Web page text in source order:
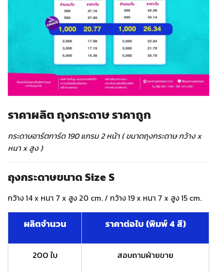
ราคาผลิต ถุงกระดาษ ราคาถูก
กระดาษอาร์ตการ์ด 190 แกรม 2 หน้า ( ขนาดถุงกระดาษ กว้าง x
หนา x สูง )
ถุงกระดาษขนาด Size S
กว้าง 14 x หนา 7 x สูง 20 cm. / กว้าง 19 x หนา 7 x สูง 15 cm.
ผลิตจำนวน ราคาต่อใบ (พิมพ์ 4 สี)
200 ใบ สอบถามฝ่ายขาย